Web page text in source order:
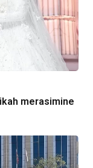
merasimine